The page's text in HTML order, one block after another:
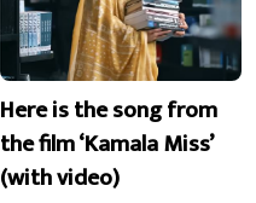
Here is the song from
the film ‘Kamala Miss’
(with video)